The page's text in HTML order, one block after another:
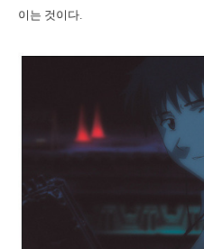
이는 것이다.